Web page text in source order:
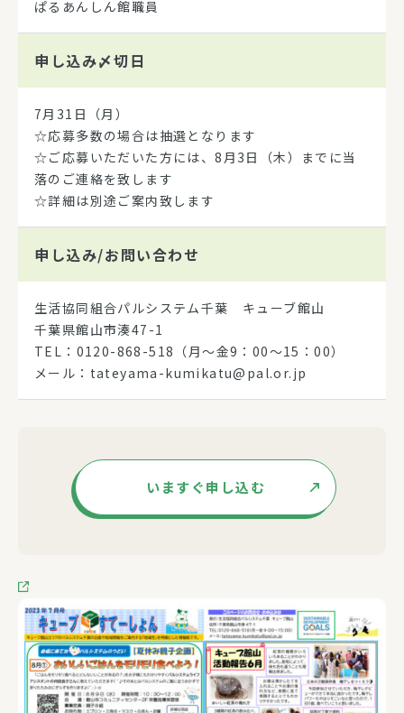
ぱるあんしん館職員
申し込み〆切日
7月31日（月）
☆応募多数の場合は抽選となります
☆ご応募いただいた方には、8月3日（木）までに当
落のご連絡を致します
☆詳細は別途ご案内致します
申し込み/お問い合わせ
生活協同組合パルシステム千葉 キューブ館山
千葉県館山市湊47-1
TEL：0120-868-518（月～金9：00～15：00）
メール：tateyama-kumikatu@pal.or.jp
いますぐ申し込む